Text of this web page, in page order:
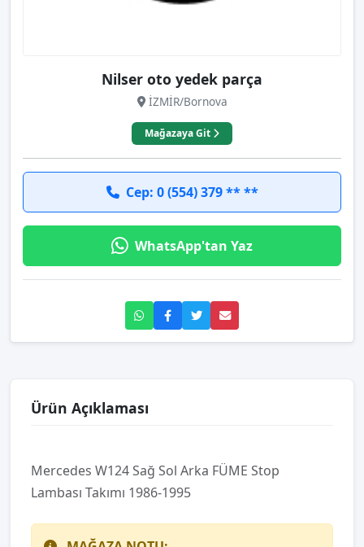
Nilser oto yedek parça
İZMİR/Bornova
Mağazaya Git
Cep: 0 (554) 379 ** **
WhatsApp'tan Yaz
Ürün Açıklaması
Mercedes W124 Sağ Sol Arka FÜME Stop
Lambası Takımı 1986-1995